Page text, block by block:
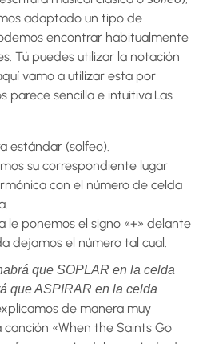
adaptado un tipo de
encontrar habitualmente
Tú puedes utilizar la notación
vamo a utilizar esta por
parece sencilla e intuitiva.Las
estándar (solfeo).
su correspondiente lugar
con el número de celda
le ponemos el signo «+» delante
dejamos el número tal cual.
que SOPLAR en la celda
que ASPIRAR en la celda
de manera muy
«When the Saints Go